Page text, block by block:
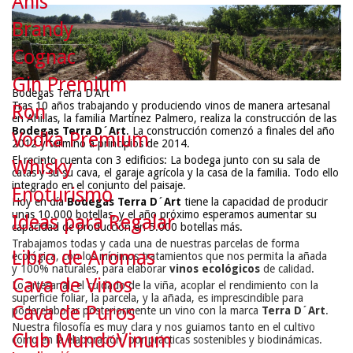
Bodegas Terra D'Art
Tras 10 años trabajando y produciendo vinos de manera artesanal
en Ahillas, la familia Martínez Palmero, realiza la construcción de las
Bodegas Terra D´Art. La construcción comenzó a finales del año
2012 y terminó a principios de 2014.
El recinto cuenta con 3 edificios: La bodega junto con su sala de
catas y su su cava, el garaje agrícola y la casa de la familia. Todo ello
integrado en el conjunto del paisaje.
Hoy en díaBodegas Terra D´Art tiene la capacidad de producir
unas 10.000 botellas, y el año próximo esperamos aumentar su
capacidad de producción en 5.000 botellas más.
Trabajamos todas y cada una de nuestras parcelas de forma
ecológica, con los mínimos tratamientos que nos permita la añada
y 100% naturales, para elaborar vinos ecológicos de calidad.
Lo artesanal, el cuidado de la viña, acoplar el rendimiento con la
superficie foliar, la parcela, y la añada, es imprescindible para
poderelaborar posteriormente un vino con la marca Terra D´Art.
Nuestra filosofía es muy clara y nos guiamos tanto en el cultivo
como en la elaboración, por prácticas sostenibles y biodinámicas.
Brandy
Cognac
Gin Premium
Ron
Vodka Premium
Whisky
Enoturismo
Ideas para Regalar
Libro de Aromas
Cava de Vinos
Cava de Puros
Club MundoVinum